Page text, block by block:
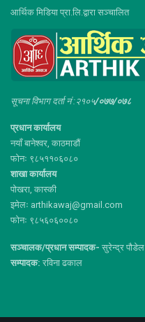
आर्थिक मिडिया प्रा.लि.द्वारा सञ्चालित
सूचना विभाग दर्ता नं :२१०५/०७७/०७८
प्रधान कार्यालय
नयाँ बानेश्वर, काठमाडौं
फोनः ९८५११०६०८०
शाखा कार्यालय
पोखरा, कास्की
इमेलः arthikawaj@gmail.com
फोनः ९८५६०६००८०
सञ्चालक/प्रधान सम्पादक- सुरेन्द्र पौडेल
सम्पादक: रविना ढकाल